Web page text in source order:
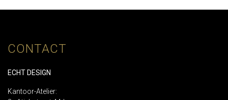
CONTACT
ECHT DESIGN
Kantoor-Atelier: